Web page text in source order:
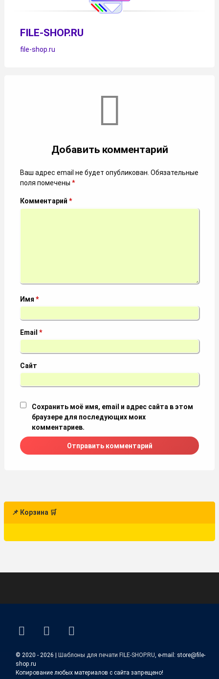
FILE-SHOP.RU
file-shop.ru
Добавить комментарий
Ваш адрес email не будет опубликован. Обязательные
поля помечены *
Комментарий *
Имя *
Email *
Сайт
Сохранить моё имя, email и адрес сайта в этом
браузере для последующих моих
комментариев.
📌 Корзина 🛒
ВКонтакте
YouTube
E-mail
© 2020 - 2026 | Шаблоны для печати FILE-SHOP.RU, e-mail: store@file-
shop.ru
Копирование любых материалов с сайта запрещено!